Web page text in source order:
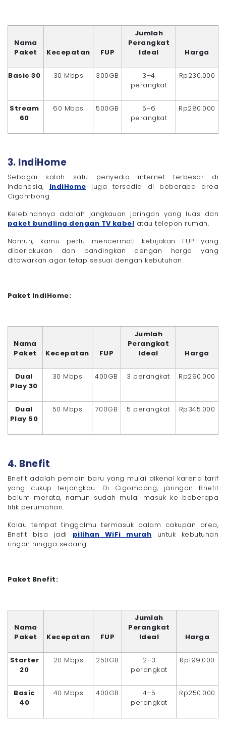
Nama
Paket
Kecepatan FUP
Jumlah
Perangkat
Ideal
Harga
Basic 30 30 Mbps 300GB
3–4
perangkat
Rp230.000
Stream
60
60 Mbps 500GB
5–6
perangkat
Rp280.000
3. IndiHome
Sebagai salah satu penyedia internet terbesar di
Indonesia, IndiHome juga tersedia di beberapa area
Cigombong.
Kelebihannya adalah jangkauan jaringan yang luas dan
paket bundling dengan TV kabel atau telepon rumah.
Namun, kamu perlu mencermati kebijakan FUP yang
diberlakukan dan bandingkan dengan harga yang
ditawarkan agar tetap sesuai dengan kebutuhan.
Paket IndiHome:
Nama
Paket
Kecepatan FUP
Jumlah
Perangkat
Ideal
Harga
Dual
Play 30
30 Mbps 400GB 3 perangkat Rp290.000
Dual
Play 50
50 Mbps 700GB 5 perangkat Rp345.000
4. Bnefit
Bnefit adalah pemain baru yang mulai dikenal karena tarif
yang cukup terjangkau. Di Cigombong, jaringan Bnefit
belum merata, namun sudah mulai masuk ke beberapa
titik perumahan.
Kalau tempat tinggalmu termasuk dalam cakupan area,
Bnefit bisa jadi pilihan WiFi murah untuk kebutuhan
ringan hingga sedang.
Paket Bnefit:
Nama
Paket
Kecepatan FUP
Jumlah
Perangkat
Ideal
Harga
Starter
20
20 Mbps 250GB
2–3
perangkat
Rp199.000
Basic
40
40 Mbps 400GB
4–5
perangkat
Rp250.000